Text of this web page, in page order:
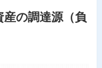
の調達源（負